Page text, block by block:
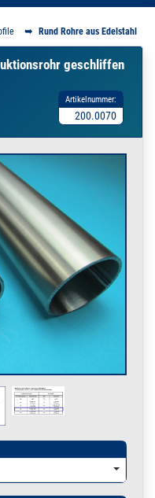
Rund Rohre aus Edelstahl
geschliffen
Artikelnummer:
200.0070